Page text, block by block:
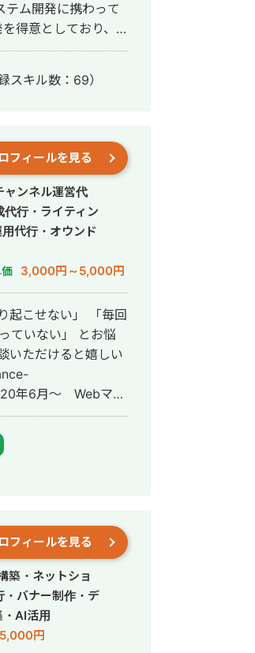
テム開発に携わって
して対応していま
を持って形にして
、開発の初期段階
スキル数：69）
フィールを見る
ャンネル運営代
行・ライティン
代行・オウンド
3,000円～5,000円
ていない」 とお悩
いただけると嬉しい
件獲得に向けた自社
運用・メールマーケ
科卒。 2022年4
。 2024年11月 こ
営業代行サービ
・ベンチャー企業~
、LP制作を担当。
約22,000)、
メディアにて
フィールを見る
築・ネットショ
・バナー制作・デ
AI活用
円